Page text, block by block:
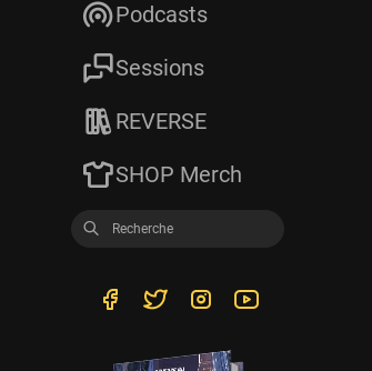
Podcasts
Sessions
REVERSE
SHOP Merch